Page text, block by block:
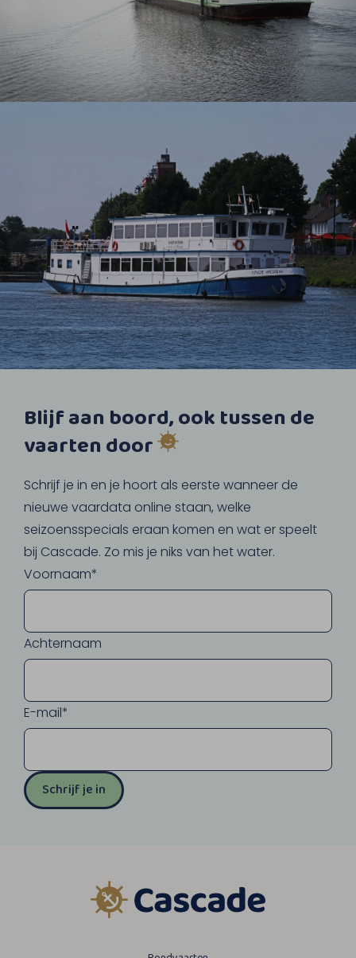
Blijf aan boord, ook tussen de
vaarten door
Schrijf je in en je hoort als eerste wanneer de
nieuwe vaardata online staan, welke
seizoensspecials eraan komen en wat er speelt
bij Cascade. Zo mis je niks van het water.
Voornaam*
Achternaam
E-mail*
Schrijf je in